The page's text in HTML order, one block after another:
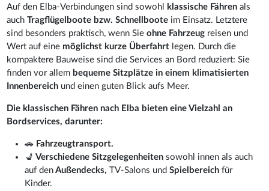
Auf den Elba-Verbindungen sind sowohl klassische Fähren als
auchTragflügelboote bzw. Schnellboote im Einsatz. Letztere
sind besonders praktisch, wenn Sieohne Fahrzeug reisen und
Wert auf eine möglichst kurze Überfahrt legen. Durch die
kompaktere Bauweise sind die Services an Bord reduziert: Sie
finden vor allem bequeme Sitzplätze in einem klimatisierten
Innenbereich und einen guten Blick aufs Meer.
Die klassischen Fähren nach Elba bieten eine Vielzahl an
Bordservices, darunter:
🚗 Fahrzeugtransport.
💺 Verschiedene Sitzgelegenheitensowohl innen als auch
auf den Außendecks,TV-Salons undSpielbereich für
Kinder.